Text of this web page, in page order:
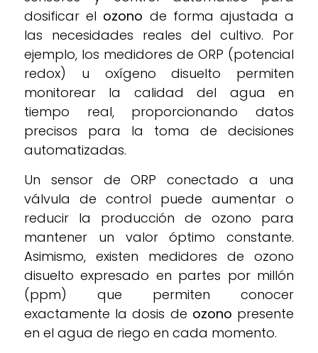
dosificar el ozono de forma ajustada a
las necesidades reales del cultivo. Por
ejemplo, los medidores de ORP (potencial
redox) u oxígeno disuelto permiten
monitorear la calidad del agua en
tiempo real, proporcionando datos
precisos para la toma de decisiones
automatizadas.
Un sensor de ORP conectado a una
válvula de control puede aumentar o
reducir la producción de ozono para
mantener un valor óptimo constante.
Asimismo, existen medidores de ozono
disuelto expresado en partes por millón
(ppm) que permiten conocer
exactamente la dosis de ozono presente
en el agua de riego en cada momento.